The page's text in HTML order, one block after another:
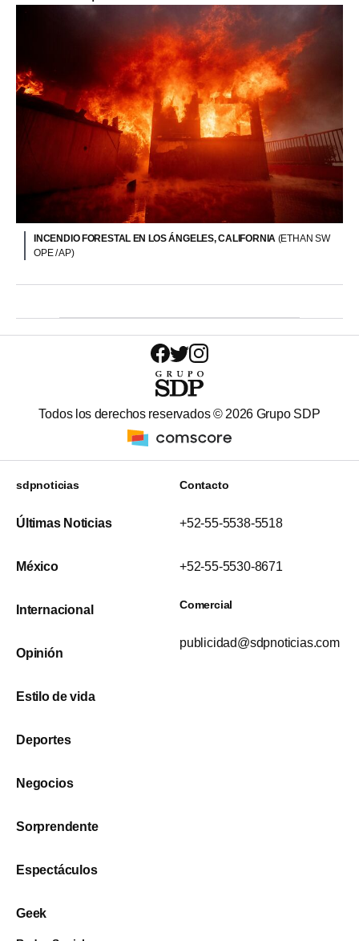
INCENDIO FORESTAL EN LOS ÁNGELES, CALIFORNIA (ETHAN SW
OPE / AP)
Todos los derechos reservados ©2026 Grupo SDP
sdpnoticias
Últimas Noticias
México
Internacional
Opinión
Estilo de vida
Deportes
Negocios
Sorprendente
Espectáculos
Geek
Contacto
+52-55-5538-5518
+52-55-5530-8671
Comercial
publicidad@sdpnoticias.com